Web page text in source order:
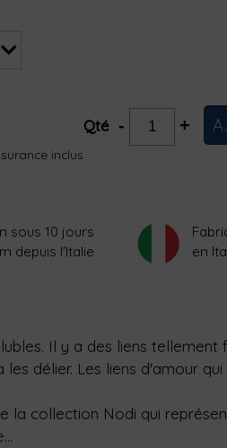
Qté - +
inclus
sous 10 jours
depuis l'Italie
en
Il y a des liens
les délier. Les liens d'amour
la collection Nodi qui